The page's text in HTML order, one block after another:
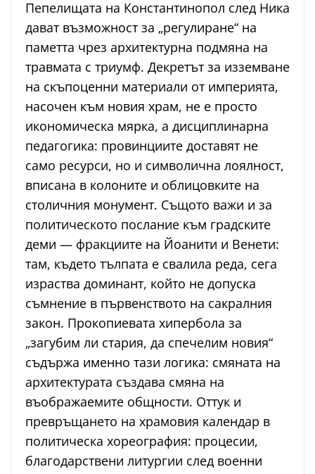
Пепелищата на Константинопол след Ника
дават възможност за „регулиране“ на
паметта чрез архитектурна подмяна на
травмата с триумф. Декретът за изземване
на скъпоценни материали от империята,
насочен към новия храм, не е просто
икономическа мярка, а дисциплинарна
педагогика: провинциите доставят не
само ресурси, но и символична лоялност,
вписана в колоните и облицовките на
столичния монумент. Същото важи и за
политическото послание към градските
деми — фракциите на Йоанити и Венети:
там, където тълпата е свалила реда, сега
израства доминант, който не допуска
съмнение в първенството на сакралния
закон. Прокопиевата хипербола за
„загубим ли стария, да спечелим новия“
съдържа именно тази логика: смяната на
архитектурата създава смяна на
въображаемите общности. Оттук и
превръщането на храмовия календар в
политическа хореография: процесии,
благодарствени литургии след военни